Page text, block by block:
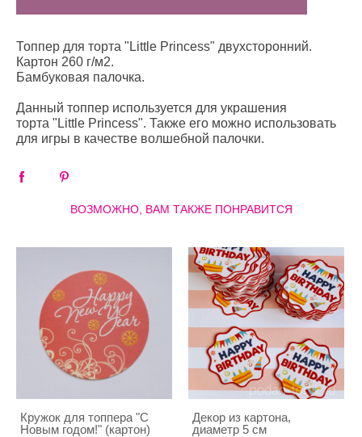
Топпер для торта "Little Princess" двухсторонний.
Картон 260 г/м2.
Бамбуковая палочка.
Данный топпер используется для украшения
торта "Little Princess". Также его можно использовать
для игры в качестве волшебной палочки.
ВОЗМОЖНО, ВАМ ТАКЖЕ ПОНРАВИТСЯ
Кружок для топпера "С
Новым годом!" (картон)
Декор из картона,
диаметр 5 см